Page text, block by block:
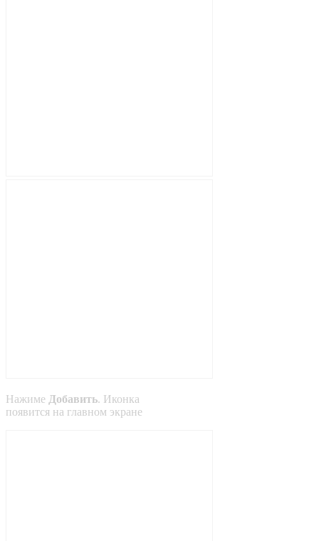
Нажиме Добавить. Иконка
появится на главном экране